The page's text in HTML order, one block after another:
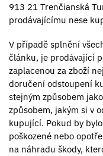
913 21 Trenčianská
prodávajícímu nese
V případě splnění
článku, je prodávající
zaplacenou za zboží
doručení odstoupení
stejným způsobem
způsobem, jakým si v
kupující. Pokud by
poškozené nebo
na náhradu škody,